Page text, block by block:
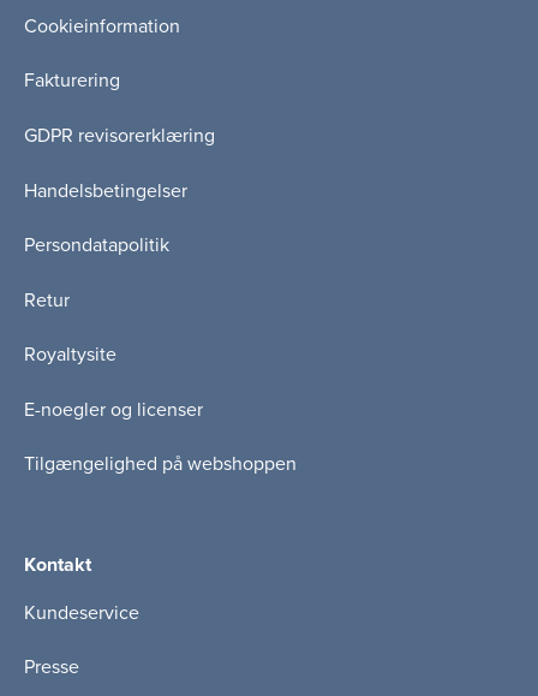
Cookieinformation
Fakturering
GDPR revisorerklæring
Handelsbetingelser
Persondatapolitik
Retur
Royaltysite
E-noegler og licenser
Tilgængelighed på webshoppen
Kontakt
Kundeservice
Presse